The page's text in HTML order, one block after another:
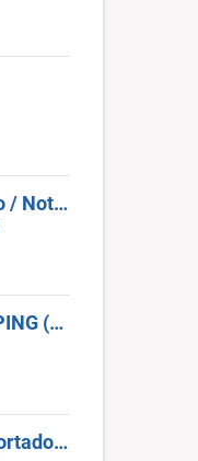
Controlador De Acesso - (Diurno / Noturno)- JARDIM MARIA ESTELA
Controlador De Acesso - SHOPPING (CENTRO)
Controlador De Acesso (Transportadora) Diurno